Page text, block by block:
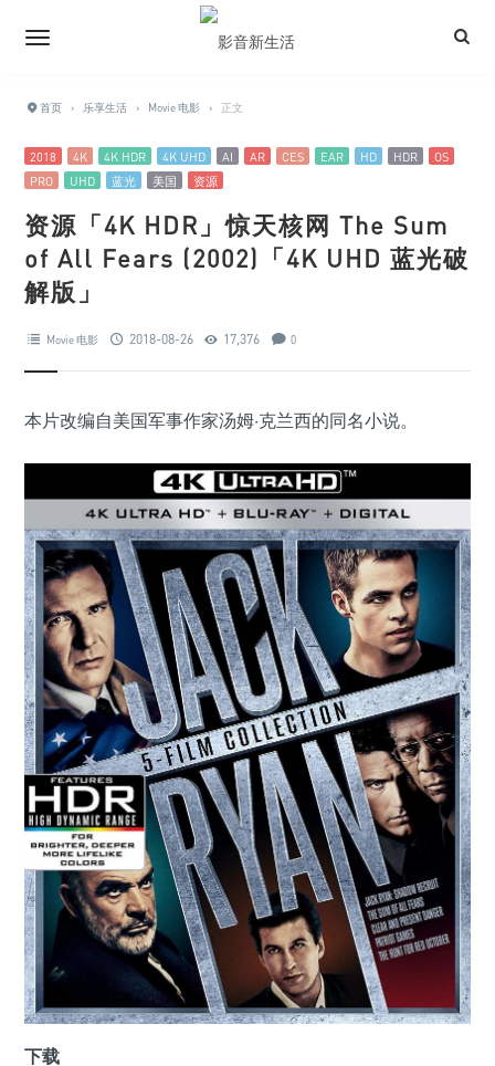
首页 › 乐享生活 › Movie 电影 › 正文
2018 4K 4K HDR 4K UHD AI AR CES EAR HD HDR
OS
PRO
UHD 蓝光 美国 资源
资源「4K HDR」惊天核网 The Sum
of All Fears (2002)「4K UHD 蓝光破
解版」
Movie 电影 2018-08-26 17,376 0
本片改编自美国军事作家汤姆·克兰西的同名小说。
下载